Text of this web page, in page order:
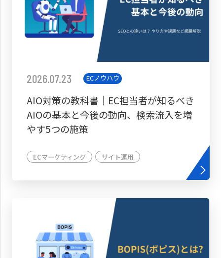
2026.07.23 ECノウハウ
AIO対策の教科書│EC担当者が知るべき
AIOの基本と今後の動向、検索流入を増
やす5つの施策
ECマーケティング サイト運用